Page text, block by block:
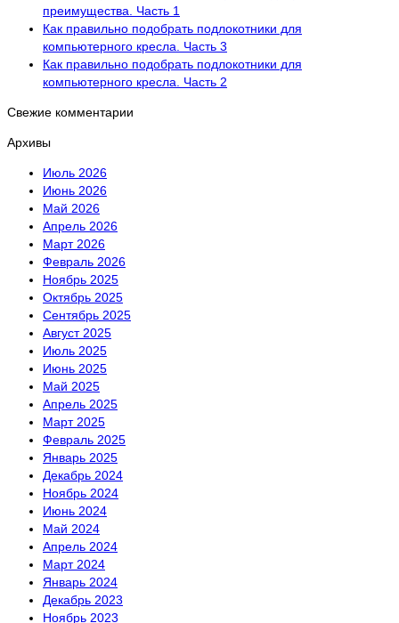
преимущества. Часть 1
Как правильно подобрать подлокотники для
компьютерного кресла. Часть 3
Как правильно подобрать подлокотники для
компьютерного кресла. Часть 2
Свежие комментарии
Архивы
Июль 2026
Июнь 2026
Май 2026
Апрель 2026
Март 2026
Февраль 2026
Ноябрь 2025
Октябрь 2025
Сентябрь 2025
Август 2025
Июль 2025
Июнь 2025
Май 2025
Апрель 2025
Март 2025
Февраль 2025
Январь 2025
Декабрь 2024
Ноябрь 2024
Июнь 2024
Май 2024
Апрель 2024
Март 2024
Январь 2024
Декабрь 2023
Ноябрь 2023